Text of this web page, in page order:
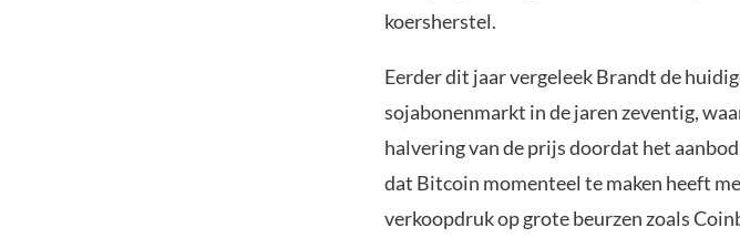
koersherstel.
Eerder dit jaar vergeleek Brandt de
sojabonenmarkt in de jaren zeventig,
halvering van de prijs doordat het
dat Bitcoin momenteel te maken heeft
verkoopdruk op grote beurzen zoals